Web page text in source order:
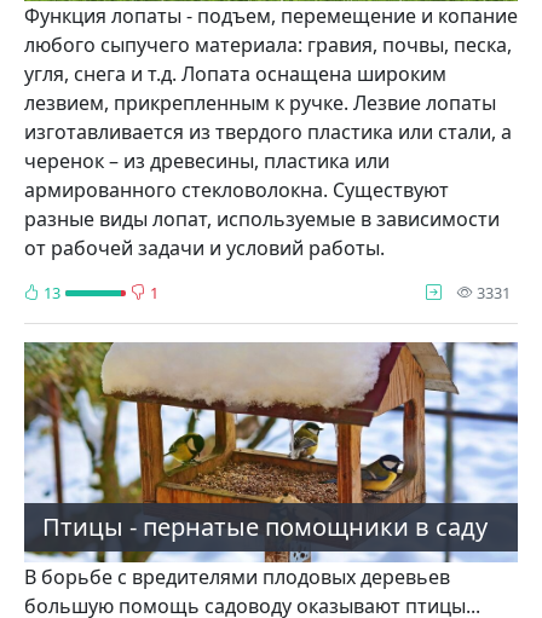
Функция лопаты - подъем, перемещение и копание
любого сыпучего материала: гравия, почвы, песка,
угля, снега и т.д. Лопата оснащена широким
лезвием, прикрепленным к ручке. Лезвие лопаты
изготавливается из твердого пластика или стали, а
черенок – из древесины, пластика или
армированного стекловолокна. Существуют
разные виды лопат, используемые в зависимости
от рабочей задачи и условий работы.
13 1 3331
Птицы - пернатые помощники в саду
В борьбе с вредителями плодо­вых деревьев
большую помощь са­доводу оказывают птицы...